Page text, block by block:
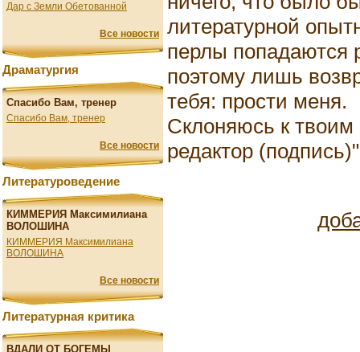
Дар с Земли Обетованной
Все новости
Драматургия
Спасибо Вам, тренер
Спасибо Вам, тренер
Все новости
Литературоведение
КИММЕРИЯ Максимилиана
ВОЛОШИНА
КИММЕРИЯ Максимилиана
ВОЛОШИНА
Все новости
Литературная критика
ВДАЛИ ОТ БОГЕМЫ
литературной
перлы попадаются
поэтому лишь
тебя: прости меня.
Склоняюсь к твоим
редактор